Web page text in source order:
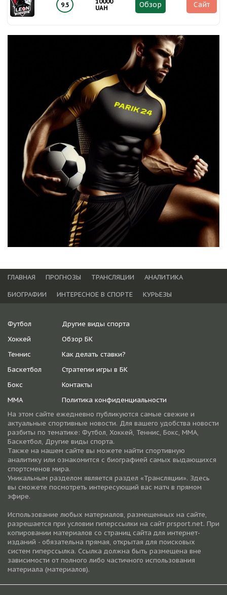
9.5
UAH
Обзор Сайт
ГЛАВНАЯ ПРОГНОЗЫ ТРАНСЛЯЦИИ
АНАЛИТИКА
БИОГРАФИИ
ИНТЕРЕСНОЕ В СПОРТЕ КУРЬЕЗЫ
Футбол
Хоккей
Теннис
Баскетбол
Бокс
ММА
Другие виды спорта
Обзор БК
Как делать ставки?
Стратегии игры в БК
Контакты
Политика конфиденциальности
На этом сайте ежедневно публикуются самые свежие и
актуальные спортивные новости. Для вашего удобства новости
разбиты по тематике: Футбол, Хоккей, Теннис, Бокс, ММА,
Баскетбол, Другие виды спорта.
Также на нашем сайте вы можете найти спортивную
аналитику или ознакомится с биографией самых выдающихся
спортсменов мира.
Уникальным разделом является раздел «Трансляции». Здесь
вы сможете посмотреть интересующий вас матч в прямом
эфире.
Использование любых материалов, размещенных на сайте,
разрешается при условии гиперссылки на cайт prsport.net. При
копировании материалов со страниц сайта для интернет-
изданий - обязательна прямая, открытая для поисковых
систем гиперссылка. Ссылка должна быть размещена вне
зависимости от полного либо частичного использования
материала (материалов).